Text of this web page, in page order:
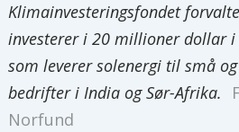
Klimainvesteringsfondet
investerer i 20 millioner dollar i
som leverer solenergi til små
bedrifter i India og Sør-Afrika.
Norfund